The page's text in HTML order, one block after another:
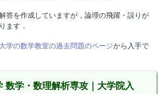
答を作成していますが，論理の飛躍・誤りが
ます．
学の数学教室の過去問題のページから入手で
数学・数理解析専攻｜大学院入